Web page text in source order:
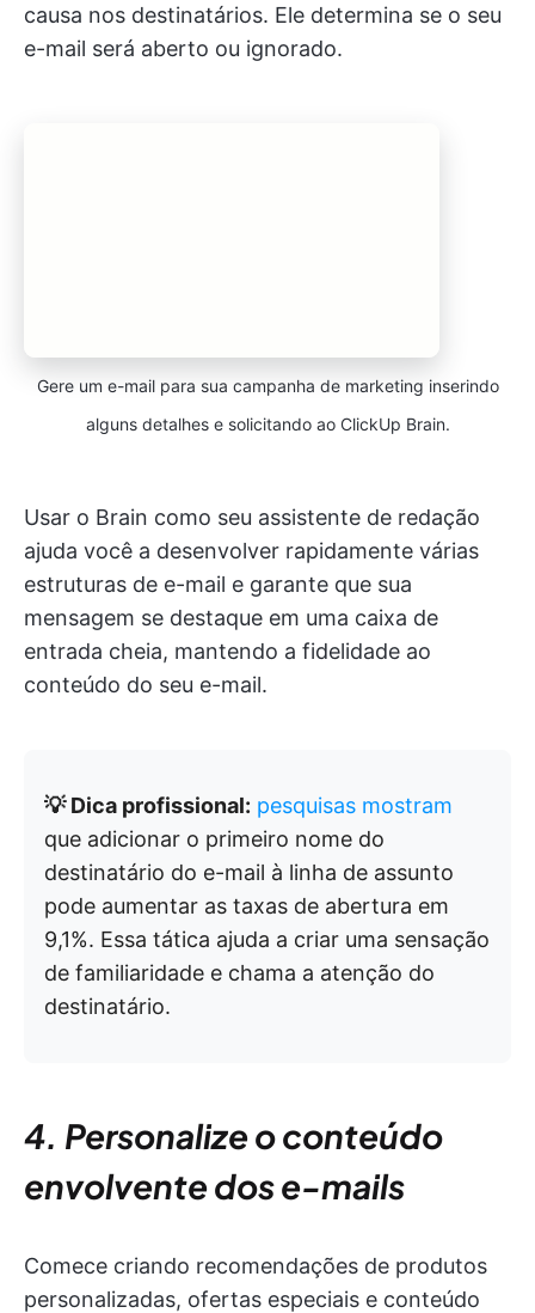
causa nos destinatários. Ele determina se o seu
e-mail será aberto ou ignorado.
Gere um e-mail para sua campanha de marketing inserindo
alguns detalhes e solicitando ao ClickUp Brain.
Usar o Brain como seu assistente de redação
ajuda você a desenvolver rapidamente várias
estruturas de e-mail e garante que sua
mensagem se destaque em uma caixa de
entrada cheia, mantendo a fidelidade ao
conteúdo do seu e-mail.
💡 Dica profissional: pesquisas mostram
que adicionar o primeiro nome do
destinatário do e-mail à linha de assunto
pode aumentar as taxas de abertura em
9,1%. Essa tática ajuda a criar uma sensação
de familiaridade e chama a atenção do
destinatário.
4. Personalize o conteúdo
envolvente dos e-mails
Comece criando recomendações de produtos
personalizadas, ofertas especiais e conteúdo